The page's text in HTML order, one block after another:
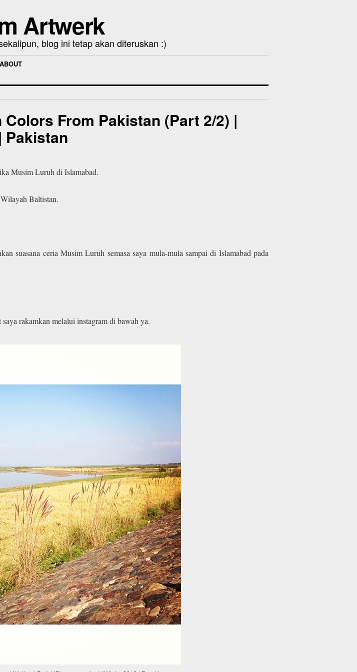
Artwerk
blog ini tetap akan diteruskan :)
ABOUT
From Pakistan (Part 2/2) |
Pakistan
Musim Luruh di Islamabad.
Baltistan.
suasana ceria Musim Luruh semasa saya mula-mula sampai di Islamabad pada
rakamkan melalui instagram di bawah ya.